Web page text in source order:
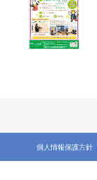
個人情報保護方針